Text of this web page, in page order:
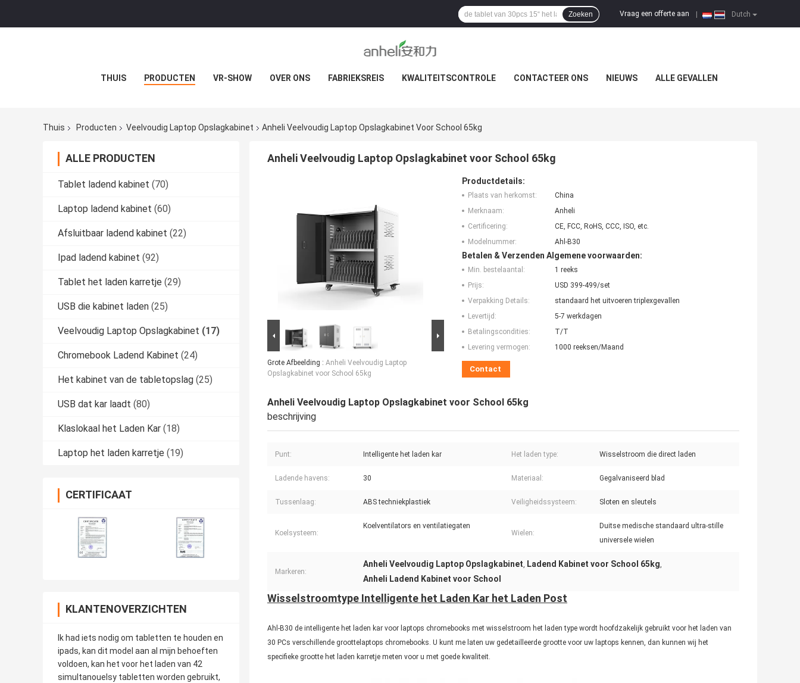
Dutch
Vraag een offerte aan
Zoeken
THUIS PRODUCTEN VR-SHOW OVER ONS FABRIEKSREIS KWALITEITSCONTROLE CONTACTEER ONS NIEUWS ALLE GEVALLEN
Thuis Producten Veelvoudig Laptop Opslagkabinet Anheli Veelvoudig Laptop Opslagkabinet Voor School 65kg
ALLE PRODUCTEN
Tablet ladend kabinet (70)
Laptop ladend kabinet (60)
Afsluitbaar ladend kabinet (22)
Ipad ladend kabinet (92)
Tablet het laden karretje (29)
USB die kabinet laden (25)
Veelvoudig Laptop Opslagkabinet (17)
Chromebook Ladend Kabinet (24)
Het kabinet van de tabletopslag (25)
USB dat kar laadt (80)
Klaslokaal het Laden Kar (18)
Laptop het laden karretje (19)
CERTIFICAAT
KLANTENOVERZICHTEN
Ik had iets nodig om tabletten te houden en
ipads, kan dit model aan al mijn behoeften
voldoen, kan het voor het laden van 42
simultanouelsy tabletten worden gebruikt,
Anheli Veelvoudig Laptop Opslagkabinet voor School 65kg
Grote Afbeelding : Anheli Veelvoudig Laptop
Opslagkabinet voor School 65kg
Productdetails:
Plaats van herkomst:
China
Merknaam:
Anheli
Certificering:
CE, FCC, RoHS, CCC, ISO, etc.
Modelnummer:
Ahl-B30
Betalen & Verzenden Algemene voorwaarden:
Min. bestelaantal:
1 reeks
Prijs:
USD 399-499/set
Verpakking Details:
standaard het uitvoeren triplexgevallen
Levertijd:
5-7 werkdagen
Betalingscondities:
T/T
Levering vermogen:
1000 reeksen/Maand
Contact
Anheli Veelvoudig Laptop Opslagkabinet voor School 65kg
beschrijving
Punt: Intelligente het laden kar Het laden type: Wisselstroom die direct laden
Ladende havens: 30 Materiaal: Gegalvaniseerd blad
Tussenlaag: ABS techniekplastiek Veiligheidssysteem: Sloten en sleutels
Koelsysteem:
Koelventilators en ventilatiegaten
Wielen:
Duitse medische standaard ultra-stille
universele wielen
Markeren:
Anheli Veelvoudig Laptop Opslagkabinet, Ladend Kabinet voor School 65kg,
Anheli Ladend Kabinet voor School
Wisselstroomtype Intelligente het Laden Kar het Laden Post
Ahl-B30 de intelligente het laden kar voor laptops chromebooks met wisselstroom het laden type wordt hoofdzakelijk gebruikt voor het laden van
30 PCs verschillende groottelaptops chromebooks. U kunt me laten uw gedetailleerde grootte voor uw laptops kennen, dan kunnen wij het
specifieke grootte het laden karretje meten voor u met goede kwaliteit.